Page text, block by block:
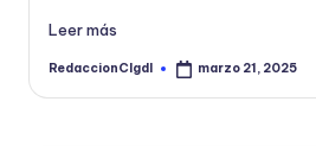
Leer más
Publicado
RedaccionCIgdl marzo 21, 2025